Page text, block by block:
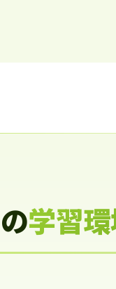
学習